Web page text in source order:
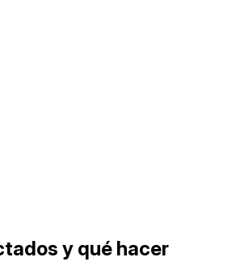
y qué hacer